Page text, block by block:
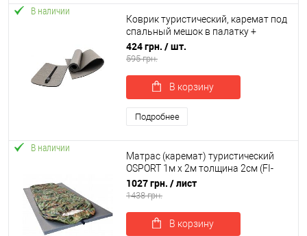
Читать полностью
В наличии
Коврик туристический, каремат под
спальный мешок в палатку +
поджопник сидушка пенопопа
OSPORT Lite (ty-0047)
424 грн. / шт.
595 грн.
В корзину
Подробнее
В наличии
Матрас (каремат) туристический
OSPORT 1м х 2м толщина 2см (FI-
0015-20)
1027 грн. / лист
1438 грн.
В корзину